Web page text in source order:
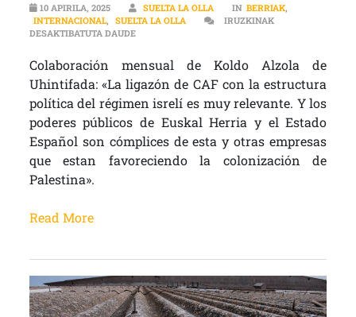
10 APIRILA, 2025 SUELTA LA OLLA IN BERRIAK,
INTERNACIONAL, SUELTA LA OLLA
IRUZKINAK
DESAKTIBATUTA DAUDEINTERNACIONAL | UHINTIFADA SARRERAN
Colaboración mensual de Koldo Alzola de
Uhintifada: «La ligazón de CAF con la estructura
política del régimen isrelí es muy relevante. Y los
poderes públicos de Euskal Herria y el Estado
Español son cómplices de esta y otras empresas
que estan favoreciendo la colonización de
Palestina».
Read More